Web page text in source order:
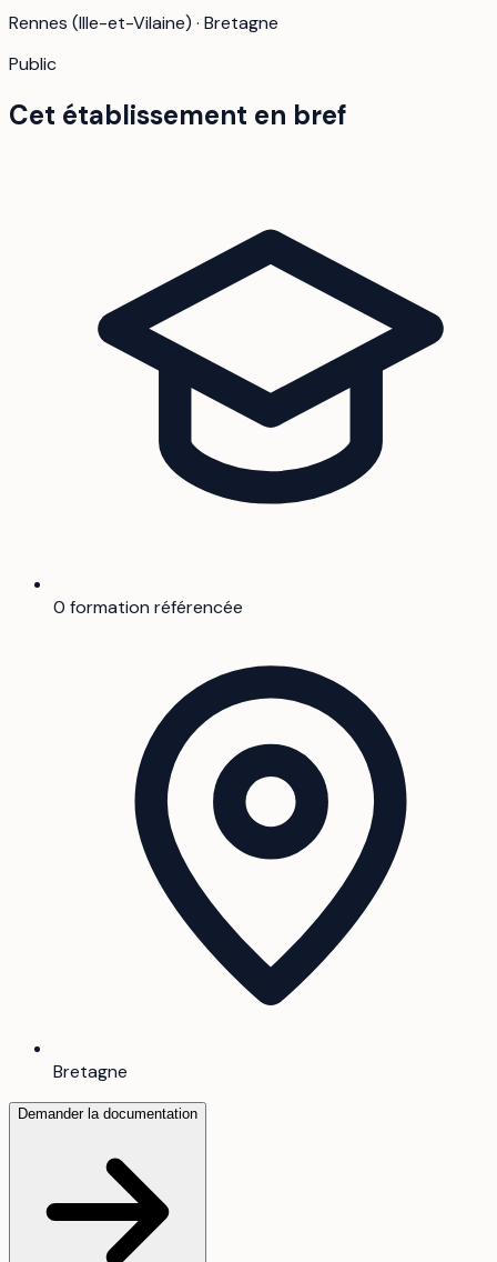
Rennes (Ille-et-Vilaine) · Bretagne
Public
Cet établissement en bref
0 formation référencée
Bretagne
Demander la documentation